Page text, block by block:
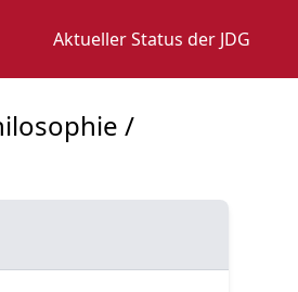
Aktueller Status der JDG
/